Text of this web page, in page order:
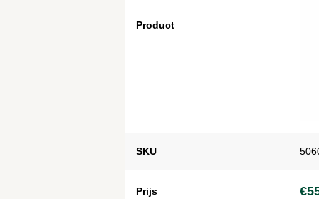
Product
SKU
Prijs €